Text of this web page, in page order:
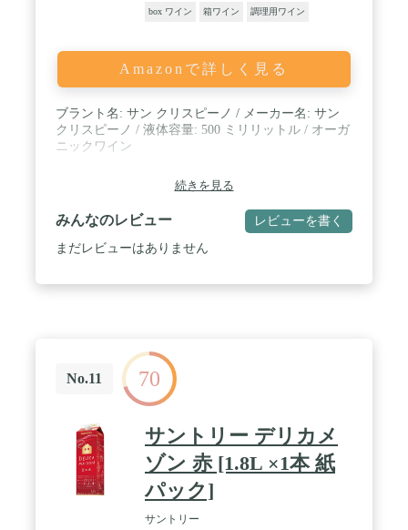
比類なきワイン。「濃く」て「旨い」高品質なワイ
りに取り組んでいる。 / 【特長】甘さを感じさせる
濃縮した果実味、油脂分を包み込む豊かなコク。幅
広い料理と相性の良い、 ほのかなスパイスのアクセ
ントが特長的なワインです。 / 【アルコール度数】
13.5% / 【容量】750ml / 【タイプ】果実味しっかり
でコクのある赤(渋さ少なめ、コクあり) / 【原産
国】アメリカ合衆国
box ワイン 箱ワイン 調理用ワイン
Amazonで詳しく見る
ブラント名: サン クリスピーノ / メーカー名: サン
クリスピーノ / 液体容量: ‎500 ミリリットル / オーガ
ニックワイン
続きを見る
みんなのレビュー レビューを書く
まだレビューはありません
No.11 70
サントリー デリカメ
ゾン 赤 [1.8L ×1本 紙
パック]
サントリー